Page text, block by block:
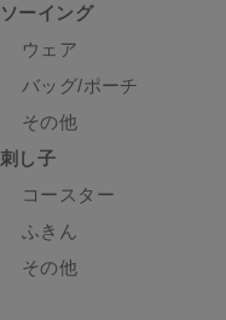
ソーイング
ウェア
バッグ/ポーチ
その他
刺し子
コースター
ふきん
その他